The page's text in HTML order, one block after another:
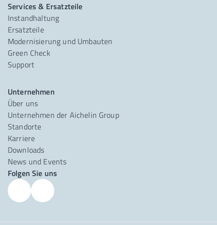
Services & Ersatzteile
Instandhaltung
Ersatzteile
Modernisierung und Umbauten
Green Check
Support
Unternehmen
Über uns
Unternehmen der Aichelin Group
Standorte
Karriere
Downloads
News und Events
Folgen Sie uns